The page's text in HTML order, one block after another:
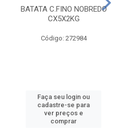
BATATA C.FINO NOBREDO
CX5X2KG
Código: 272984
Faça seu login ou
cadastre-se para
ver preços e
comprar